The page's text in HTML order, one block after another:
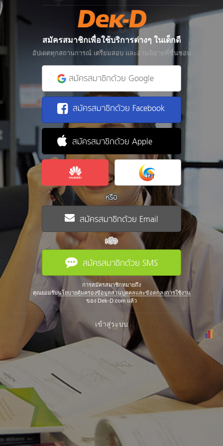
สมัครสมาชิกเพื่อใช้บริการต่างๆ ในเด็กดี
อัปเดตทุกสถานการณ์ เตรียมสอบ และอ่านนิยายที่ชื่นชอบ
สมัครสมาชิกด้วย Google
สมัครสมาชิกด้วย Facebook
สมัครสมาชิกด้วย Apple
หรือ
สมัครสมาชิกด้วย Email
หรือ
สมัครสมาชิกด้วย SMS
การสมัครสมาชิกหมายถึง
คุณยอมรับนโยบายคุ้มครองข้อมูลส่วนบุคคลและข้อตกลงการใช้งาน
ของ Dek-D.com แล้ว
เข้าสู่ระบบ